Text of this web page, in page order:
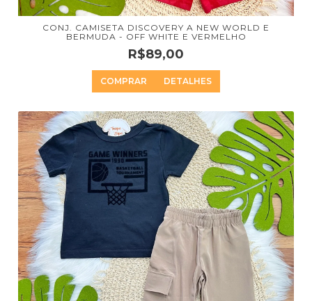
CONJ. CAMISETA DISCOVERY A NEW WORLD E
BERMUDA - OFF WHITE E VERMELHO
R$89,00
COMPRAR DETALHES